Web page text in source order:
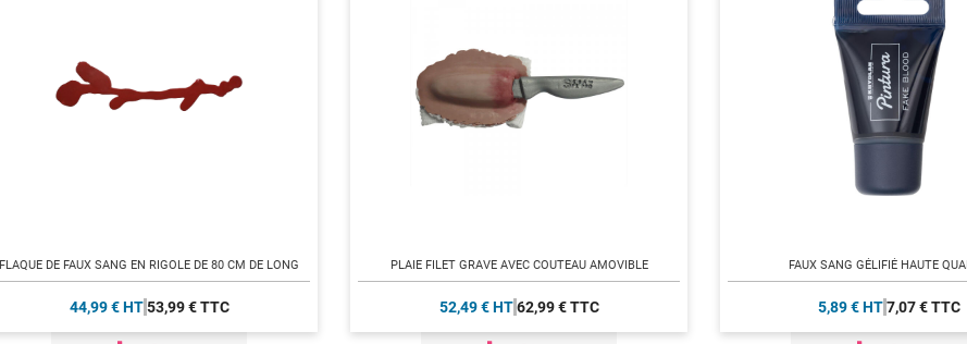
FLAQUE DE FAUX SANG EN RIGOLE DE 80 CM DE LONG
44,99 € HT 53,99 € TTC
PLAIE FILET GRAVE AVEC COUTEAU AMOVIBLE
52,49 € HT 62,99 € TTC
FAUX SANG GÉLIFIÉ HAUTE
5,89 € HT 7,07 € TTC